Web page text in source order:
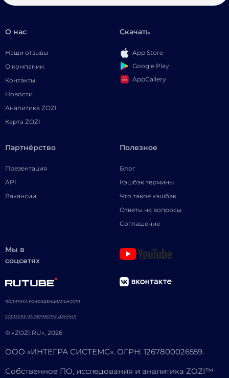
О нас
Наши отзывы
О компании
Контакты
Новости
Аналитика ZOZI
Карта ZOZI
Скачать
App Store
Google Play
AppGallery
Партнёрство
Презентация
API
Вакансии
Полезное
Блог
Кэшбэк термины
Что такое кэшбэк
Ответы на вопросы
Соглашение
Мы в
соцсетях
© «ZOZI.RU», 2026
ПОЛИТИКА КОНФИДЕНЦИАЛЬНОСТИ
СОГЛАСИЕ НА ОБРАБОТКУ ДАННЫХ
ООО «ИНТЕГРА СИСТЕМС». ОГРН: 1267800026559.
Собственное ПО, исследования и аналитика ZOZI™